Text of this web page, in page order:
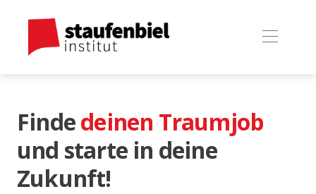
Findedeinen Traumjob
und starte in deine
Zukunft!